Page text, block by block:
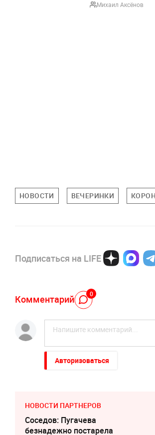
Михаил Аксёнов
НОВОСТИ ВЕЧЕРИНКИ
Подписаться на LIFE
Комментарий 0
Авторизоваться
НОВОСТИ ПАРТНЕРОВ
Соседов: Пугачева
безнадежно постарела